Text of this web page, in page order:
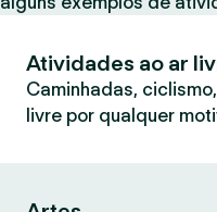
Atividades ao ar
Caminhadas,
livre por qualquer